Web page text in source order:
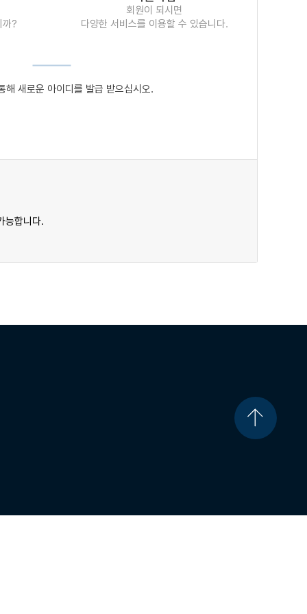
까?
회원이 되시면
다양한 서비스를 이용할 수 있습니다.
해 새로운 아이디를 발급 받으십시오.
능합니다.